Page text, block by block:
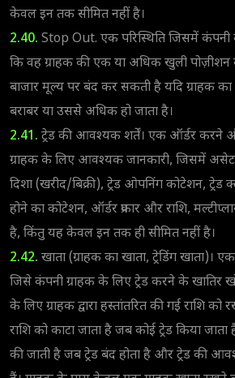
केवल इन तक सीमित नहीं है।
2.40. Stop Out. एक परिस्थिति जिसमें कंपनी
कि वह ग्राहक की एक या अधिक खुली पोज़ीशन
बाजार मूल्य पर बंद कर सकती है यदि ग्राहक
बराबर या उससे अधिक हो जाता है।
2.41. ट्रेड की आवश्यक शर्तें। एक ऑर्डर करने
ग्राहक के लिए आवश्यक जानकारी, जिसमें असेट
दिशा (खरीद/बिक्री), ट्रेड ओपनिंग कोटेशन, ट्रेड
होने का कोटेशन, ऑर्डर प्रकार और राशि,
है, किंतु यह केवल इन तक ही सीमित नहीं है।
2.42. खाता (ग्राहक का खाता, ट्रेडिंग खाता)।
जिसे कंपनी ग्राहक के लिए ट्रेड करने के खातिर
के लिए ग्राहक द्वारा हस्तांतरित की गई राशि को
राशि को काटा जाता है जब कोई ट्रेड किया
की जाती है जब ट्रेड बंद होता है और ट्रेड की